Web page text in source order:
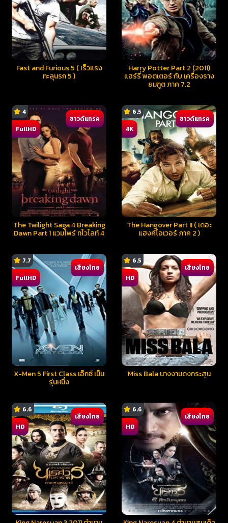
Fast and Furious 5 ( เร็วแรง
ทะลุนรก 5 )
Harry Potter Part 2 (2011)
แฮร์รี่ พอตเตอร์ กับ เครื่องราง
ยมฑูต ภาค 7.2
4
FullHD
ซาวด์แทรค
The Twilight Saga 4 Breaking
Dawn Part 1 แวมไพร์ ทไวไลท์ 4
6.5
4K
ซาวด์แทรค
The Hangover Part II ( เดอะ
แฮงค์โอเวอร์ ภาค 2 )
7.7
FullHD
เสียงไทย
X-Men 5 First Class เอ็กซ์ เม็น
รุ่นหนึ่ง
6.5
HD
เสียงไทย
Miss Bala นางงามดงกระสุน
6.6
HD
เสียงไทย
6.6
HD
เสียงไทย